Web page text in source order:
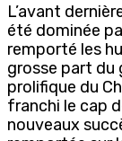
L’avant
été dominée
remporté les
grosse part du
prolifique du
franchi le cap
nouveaux